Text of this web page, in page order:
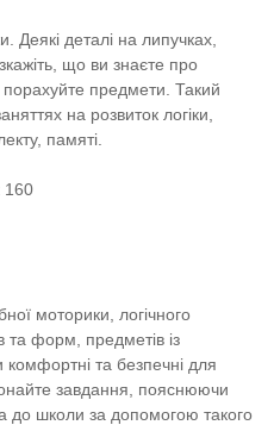
Деякі деталі на липучках,
що ви знаєте про
предмети. Такий
на розвиток логіки,
памяті.
160
моторики, логічного
та форм, предметів із
та безпечні для
завдання, пояснюючи
до школи за допомогою такого